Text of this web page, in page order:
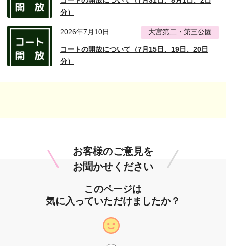
分）
2026年7月10日 大宮第二・第三公園
コートの開放について（7月15日、19日、20日
分）
お客様のご意見を
お聞かせください
このページは
気に入っていただけましたか？